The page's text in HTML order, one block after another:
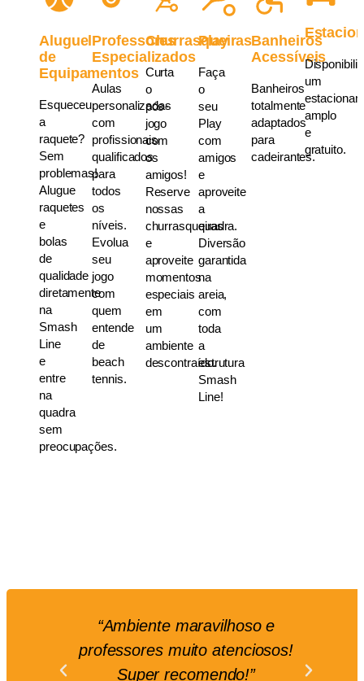
Aluguel
de
Equipamentos
Esqueceu
a
raquete?
Sem
problemas!
Alugue
raquetes
e
bolas
de
qualidade
diretamente
na
Smash
Line
e
entre
na
quadra
sem
preocupações.
Professores
Especializados
Aulas
personalizadas
com
profissionais
qualificados
para
todos
os
níveis.
Evolua
seu
jogo
com
quem
entende
de
beach
tennis.
Churrasqueiras
Curta
o
pós-
jogo
com
os
amigos!
Reserve
nossas
churrasqueiras
e
aproveite
momentos
especiais
em
um
ambiente
descontraído.
Play
Faça
o
seu
Play
com
amigos
e
aproveite
a
quadra.
Diversão
garantida
na
areia,
com
toda
a
estrutura
Smash
Line!
Banheiros
Acessíveis
Banheiros
totalmente
adaptados
para
cadeirantes.
um
amplo
e
gratuito.
“Ambiente maravilhoso e
professores muito atenciosos!
Super recomendo!”